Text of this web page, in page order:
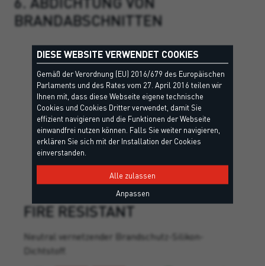
BRANDABSCHNITTEN
FIRE RESISTANT
Neutral vernetzender Brandschutz-Silikon-
Dichtstoff.
DIESE WEBSITE VERWENDET COOKIES
Gemäß der Verordnung (EU) 2016/679 des Europäischen
Parlaments und des Rates vom 27. April 2016 teilen wir
Ihnen mit, dass diese Webseite eigene technische
Cookies und Cookies Dritter verwendet, damit Sie
effizient navigieren und die Funktionen der Webseite
einwandfrei nutzen können. Falls Sie weiter navigieren,
erklären Sie sich mit der Installation der Cookies
einverstanden.
Alle zulassen
Anpassen